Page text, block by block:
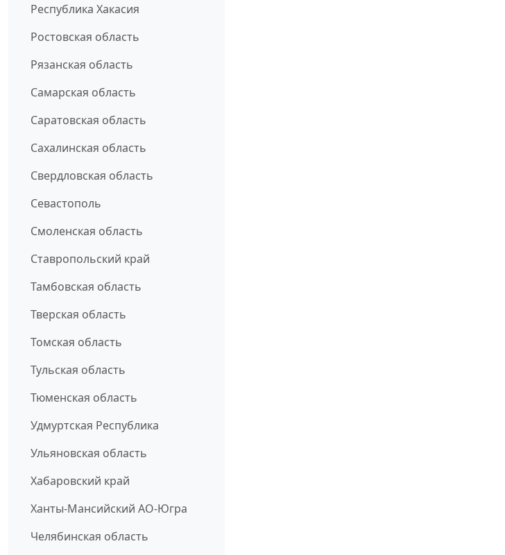
Республика Хакасия
Ростовская область
Рязанская область
Самарская область
Саратовская область
Сахалинская область
Свердловская область
Севастополь
Смоленская область
Ставропольский край
Тамбовская область
Тверская область
Томская область
Тульская область
Тюменская область
Удмуртская Республика
Ульяновская область
Хабаровский край
Ханты-Мансийский АО-Югра
Челябинская область